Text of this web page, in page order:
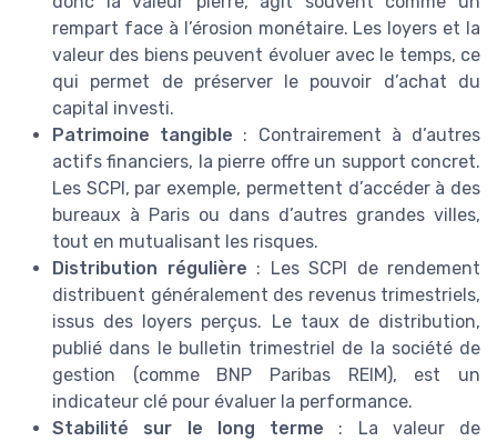
rempart face à l’érosion monétaire. Les loyers et la
valeur des biens peuvent évoluer avec le temps, ce
qui permet de préserver le pouvoir d’achat du
capital investi.
Patrimoine tangible : Contrairement à d’autres
actifs financiers, la pierre offre un support concret.
Les SCPI, par exemple, permettent d’accéder à des
bureaux à Paris ou dans d’autres grandes villes,
tout en mutualisant les risques.
Distribution régulière : Les SCPI de rendement
distribuent généralement des revenus trimestriels,
issus des loyers perçus. Le taux de distribution,
publié dans le bulletin trimestriel de la société de
gestion (comme BNP Paribas REIM), est un
indicateur clé pour évaluer la performance.
Stabilité sur le long terme : La valeur de